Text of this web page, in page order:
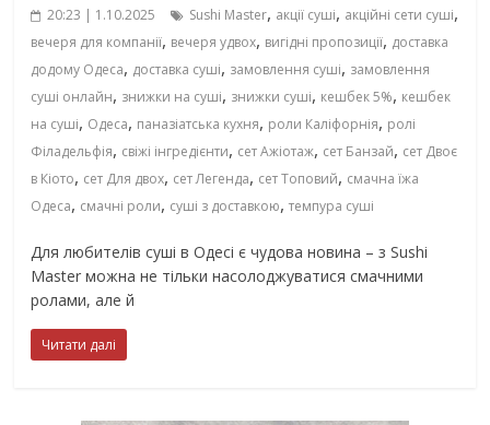
20:23 | 1.10.2025 Sushi Master, акції суші, акційні сети суші,
вечеря для компанії, вечеря удвох, вигідні пропозиції, доставка
додому Одеса, доставка суші, замовлення суші, замовлення
суші онлайн, знижки на суші, знижки суші, кешбек 5%, кешбек
на суші, Одеса, паназіатська кухня, роли Каліфорнія, ролі
Філадельфія, свіжі інгредієнти, сет Ажіотаж, сет Банзай, сет Двоє
в Кіото, сет Для двох, сет Легенда, сет Топовий, смачна їжа
Одеса, смачні роли, суші з доставкою,темпура суші
Для любителів суші в Одесі є чудова новина – з Sushi
Master можна не тільки насолоджуватися смачними
ролами, але й
Читати далі